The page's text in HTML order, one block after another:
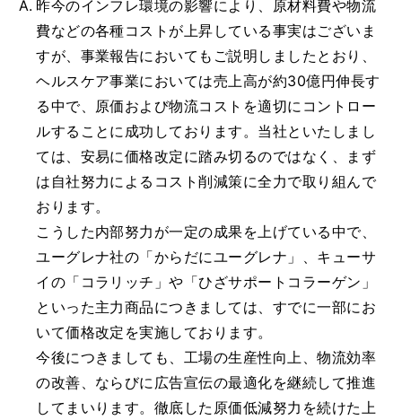
昨今のインフレ環境の影響により、原材料費や物流
費などの各種コストが上昇している事実はございま
すが、事業報告においてもご説明しましたとおり、
ヘルスケア事業においては売上高が約30億円伸長す
る中で、原価および物流コストを適切にコントロー
ルすることに成功しております。当社といたしまし
ては、安易に価格改定に踏み切るのではなく、まず
は自社努力によるコスト削減策に全力で取り組んで
おります。
こうした内部努力が一定の成果を上げている中で、
ユーグレナ社の「からだにユーグレナ」、キューサ
イの「コラリッチ」や「ひざサポートコラーゲン」
といった主力商品につきましては、すでに一部にお
いて価格改定を実施しております。
今後につきましても、工場の生産性向上、物流効率
の改善、ならびに広告宣伝の最適化を継続して推進
してまいります。徹底した原価低減努力を続けた上